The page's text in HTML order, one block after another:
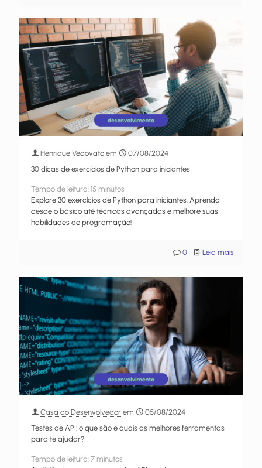
Henrique Vedovato em
07/08/2024
30 dicas de exercícios de Python para iniciantes
Tempo de leitura: 15 minutos
Explore 30 exercícios de Python para iniciantes. Aprenda
desde o básico até técnicas avançadas e melhore suas
habilidades de programação!
0 Leia mais
Casa do Desenvolvedor em
05/08/2024
Testes de API: o que são e quais as melhores ferramentas
para te ajudar?
Tempo de leitura: 7 minutos